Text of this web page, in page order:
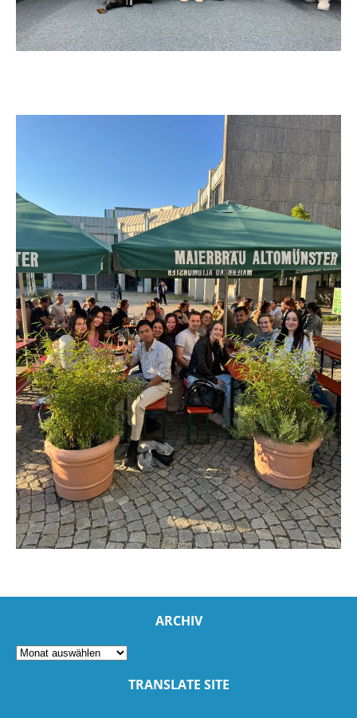
ARCHIV
TRANSLATE SITE